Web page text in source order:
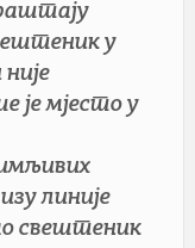
у
je мјесто у
линије
свештеник